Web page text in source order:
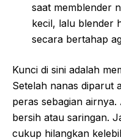
saat memblender
kecil, lalu blender
secara bertahap
Kunci di sini adalah
Setelah nanas diparut
peras sebagian
bersih atau saringan.
cukup hilangkan